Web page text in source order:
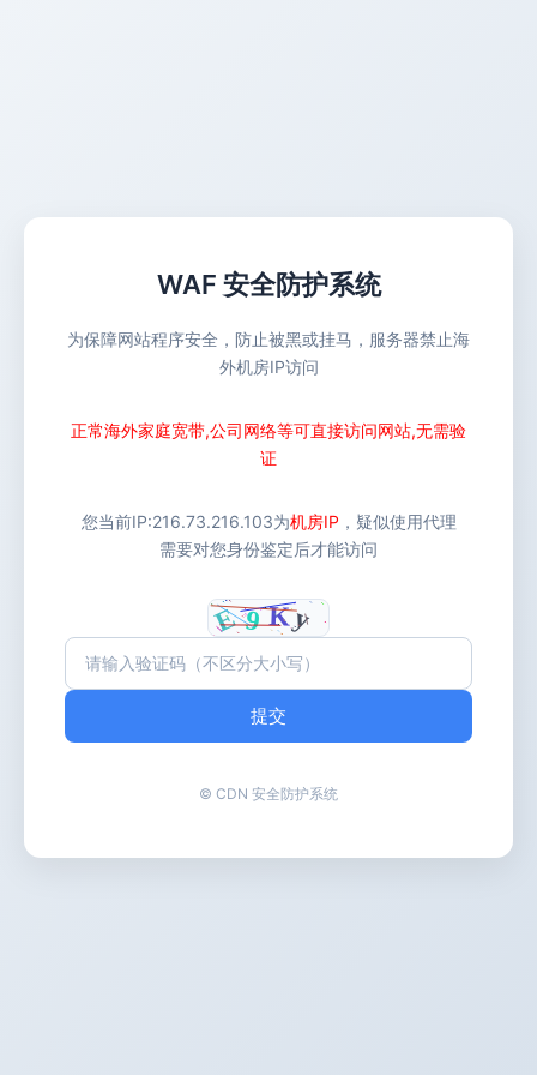
WAF 安全防护系统
为保障网站程序安全，防止被黑或挂马，服务器禁止海
外机房IP访问
正常海外家庭宽带,公司网络等可直接访问网站,无需验
证
您当前IP:216.73.216.103为机房IP ，疑似使用代理
需要对您身份鉴定后才能访问
提交
© CDN 安全防护系统